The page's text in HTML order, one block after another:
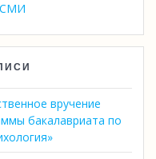
СМИ
вручение
бакалавриата по